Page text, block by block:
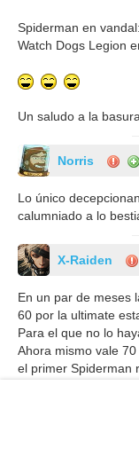
Spiderman en
Watch Dogs Legion
Un saludo a la
Norris
Lo único
calumniado a lo
X-Raiden
En un par de meses
60 por la ultimate
Para el que no lo
Ahora mismo vale
el primer Spiderman